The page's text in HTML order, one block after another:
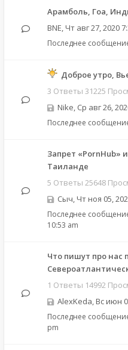
Арамболь, Гоа,
BNE, Чт авг 27, 2020
Последнее
Доброе утро,
3 Ответы 31225
Nike, Ср авг 26,
Последнее
Запрет «PornHub»
Таиланде
5 Ответы 25648
Сыч, Чт ноя 05,
Последнее
10:53 am
Что пишут про нас
1 Ответы 14992
AlexKeda, Вс июн
Последнее
pm